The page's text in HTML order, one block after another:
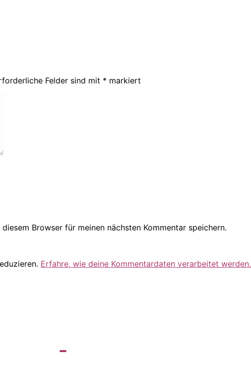
Felder sind mit * markiert
Browser für meinen nächsten Kommentar speichern.
Erfahre, wie deine Kommentardaten verarbeitet werden.